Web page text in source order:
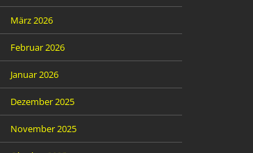
März 2026
Februar 2026
Januar 2026
Dezember 2025
November 2025